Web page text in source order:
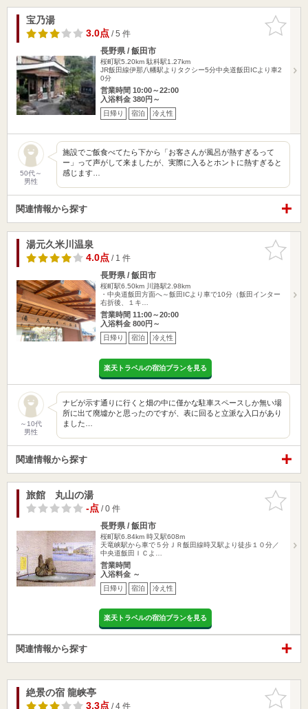
お気に入
りに追加
宝乃湯
3.0点/ 5 件
長野県 / 飯田市
桜町駅5.20km 駄科駅1.27km
JR飯田線伊那八幡駅よりタクシー5分中央道飯田ICより車2
0分
営業時間 10:00～22:00
入浴料金 380円～
日帰り 宿泊 冷え性
50代～
男性
施設でご飯食べてたら下から「お客さんが風呂が熱すぎるって
ー」って声がして来ましたが、実際に入るとホントに熱すぎると
感じます…
関連情報から探す
お気に入
りに追加
湯元久米川温泉
4.0点/ 1 件
長野県 / 飯田市
桜町駅6.50km
川路駅2.98km
・中央道飯田方面へ～飯田ICより車で10分（飯田インター
右折後、１キ…
営業時間 11:00～20:00
入浴料金 800円～
日帰り 宿泊 冷え性
楽天トラベルの宿泊プランを見る
～10代
男性
ナビが示す通りに行くと畑の中に僅かな駐車スペースしか無い場
所に出て廃墟かと思ったのですが、表に回ると立派な入口があり
ました…
関連情報から探す
お気に入
りに追加
旅館 丸山の湯
-点/ 0 件
長野県 / 飯田市
桜町駅6.84km 時又駅608m
天竜峡駅から車で５分ＪＲ飯田線時又駅より徒歩１０分／
中央道飯田ＩＣよ…
営業時間
入浴料金 ～
日帰り 宿泊 冷え性
楽天トラベルの宿泊プランを見る
関連情報から探す
お気に入
りに追加
絶景の宿 龍峡亭
3.3点/ 4 件